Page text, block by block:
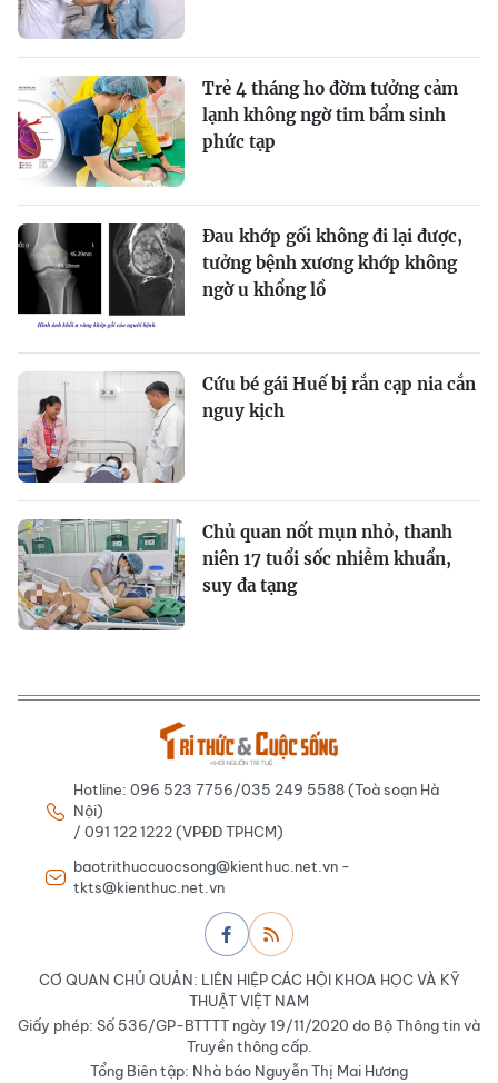
Trẻ 4 tháng ho đờm tưởng cảm
lạnh không ngờ tim bẩm sinh
phức tạp
Đau khớp gối không đi lại được,
tưởng bệnh xương khớp không
ngờ u khổng lồ
Cứu bé gái Huế bị rắn cạp nia cắn
nguy kịch
Chủ quan nốt mụn nhỏ, thanh
niên 17 tuổi sốc nhiễm khuẩn,
suy đa tạng
Hotline: 096 523 7756/035 249 5588 (Toà soạn Hà
Nội)
/ 091 122 1222 (VPĐD TPHCM)
baotrithuccuocsong@kienthuc.net.vn -
tkts@kienthuc.net.vn
CƠ QUAN CHỦ QUẢN: LIÊN HIỆP CÁC HỘI KHOA HỌC VÀ KỸ
THUẬT VIỆT NAM
Giấy phép: Số 536/GP-BTTTT ngày 19/11/2020 do Bộ Thông tin và
Truyền thông cấp.
Tổng Biên tập: Nhà báo Nguyễn Thị Mai Hương